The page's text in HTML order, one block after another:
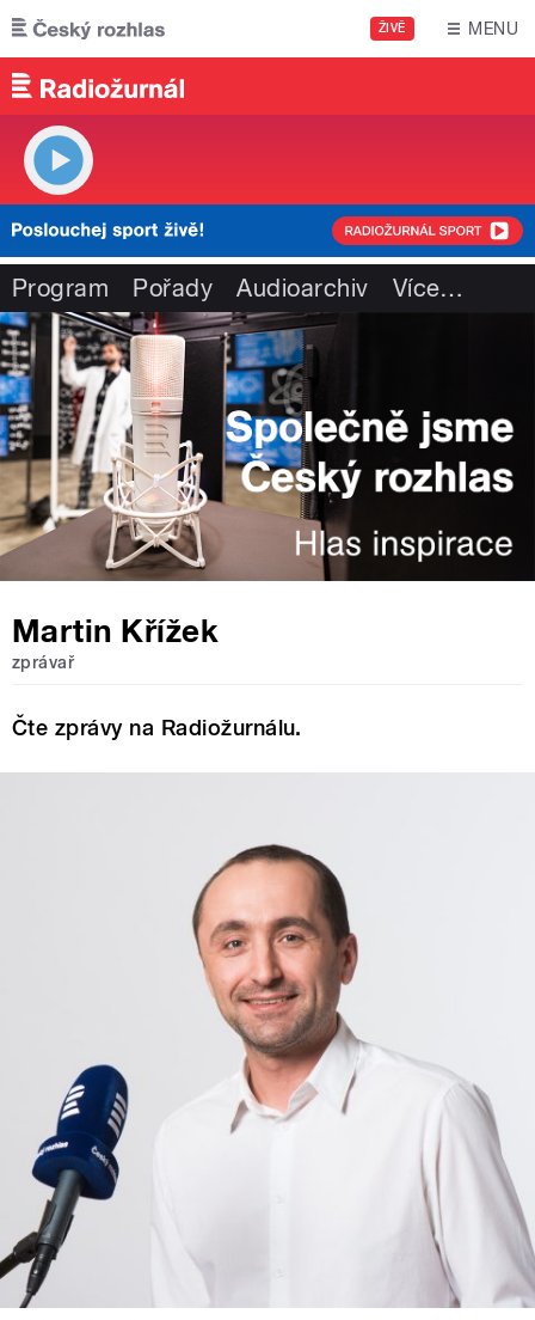
Přejít k hlavnímu obsahu
ŽIVĚ MENU
Program Pořady Audioarchiv Více…
Martin Křížek
zprávař
Čte zprávy na Radiožurnálu.